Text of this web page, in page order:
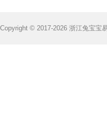
Copyright © 2017-2026 浙江兔宝宝